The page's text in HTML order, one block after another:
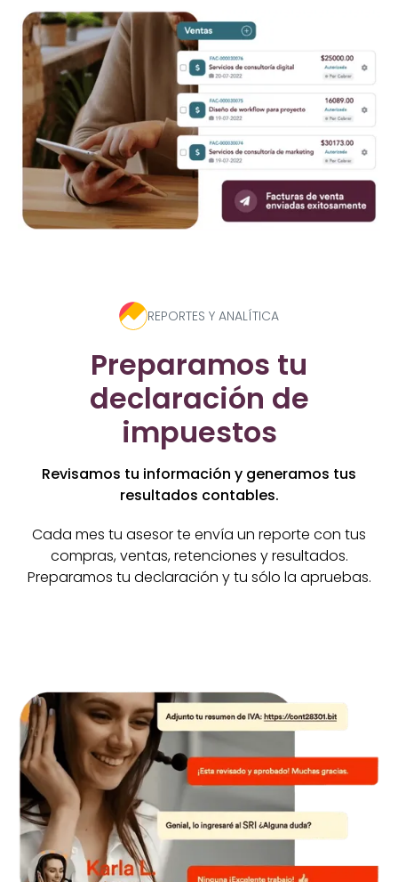
REPORTES Y ANALÍTICA
Preparamos tu
declaración de
impuestos
Revisamos tu información y generamos tus
resultados contables.
Cada mes tu asesor te envía un reporte con tus
compras, ventas, retenciones y resultados.
Preparamos tu declaración y tu sólo la apruebas.